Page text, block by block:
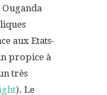
Ouganda
aux Etats-
propice à
très
). Le